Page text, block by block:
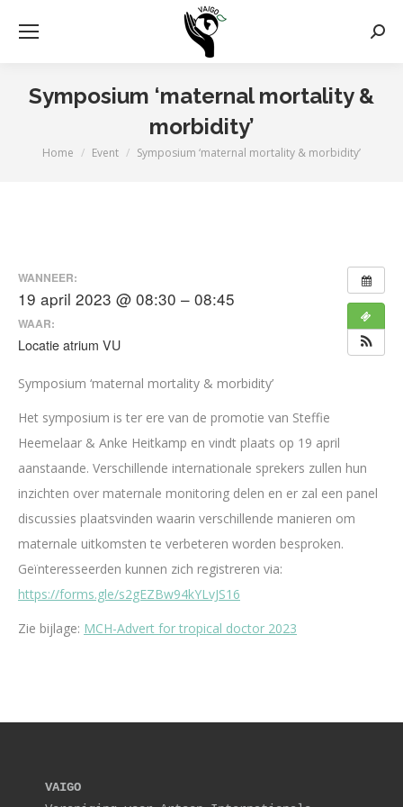
Symposium ‘maternal mortality &
morbidity’
Je bent hier:
Home Event Symposium ‘maternal mortality & morbidity’
WANNEER:
19 april 2023 @ 08:30 – 08:45
WAAR:
Locatie atrium VU
Symposium ‘maternal mortality & morbidity’
Het symposium is ter ere van de promotie van Steffie
Heemelaar & Anke Heitkamp en vindt plaats op 19 april
aanstaande. Verschillende internationale sprekers zullen hun
inzichten over maternale monitoring delen en er zal een panel
discussies plaatsvinden waarin verschillende manieren om
maternale uitkomsten te verbeteren worden besproken.
Geïnteresseerden kunnen zich registreren via:
https://forms.gle/s2gEZBw94kYLvJS16
Zie bijlage: MCH-Advert for tropical doctor 2023
VAIGO